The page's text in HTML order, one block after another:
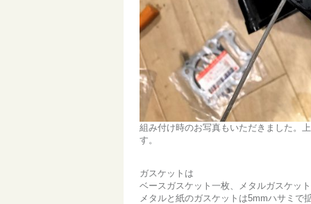
組み付け時のお写真もいただきました。
す。
ガスケットは
ベースガスケット一枚、メタルガスケッ
メタルと紙のガスケットは5mmハサミで